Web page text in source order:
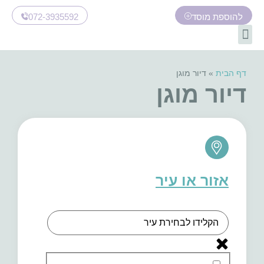
להוספת מוסד 072-3935592
דף הבית » דיור מוגן
דיור מוגן
אזור או עיר